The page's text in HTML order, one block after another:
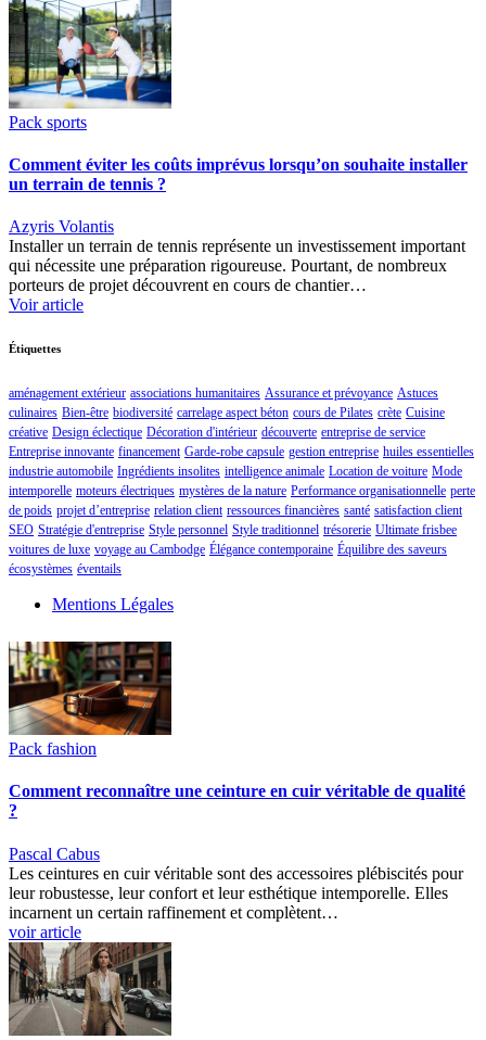
Pack sports
Comment éviter les coûts imprévus lorsqu’on souhaite installer
un terrain de tennis ?
Azyris Volantis
Installer un terrain de tennis représente un investissement important
qui nécessite une préparation rigoureuse. Pourtant, de nombreux
porteurs de projet découvrent en cours de chantier…
Voir article
Étiquettes
aménagement extérieur associations humanitaires Assurance et prévoyance Astuces
culinaires Bien-être biodiversité carrelage aspect béton cours de Pilates crète Cuisine
créative Design éclectique Décoration d'intérieur découverte entreprise de service
Entreprise innovante financement Garde-robe capsule gestion entreprise huiles essentielles
industrie automobile Ingrédients insolites intelligence animale Location de voiture Mode
intemporelle moteurs électriques mystères de la nature Performance organisationnelle perte
de poids projet d’entreprise relation client ressources financières santé satisfaction client
SEO Stratégie d'entreprise Style personnel Style traditionnel trésorerie Ultimate frisbee
voitures de luxe voyage au Cambodge Élégance contemporaine Équilibre des saveurs
écosystèmes éventails
Mentions Légales
Pack fashion
Comment reconnaître une ceinture en cuir véritable de qualité
?
Pascal Cabus
Les ceintures en cuir véritable sont des accessoires plébiscités pour
leur robustesse, leur confort et leur esthétique intemporelle. Elles
incarnent un certain raffinement et complètent…
voir article